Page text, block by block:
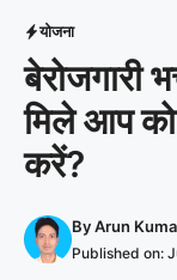
योजना
बेरोजगारी
मिले आप
करें?
ByArun
Published on: